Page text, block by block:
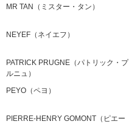
MR TAN（ミスター・タン）
NEYEF（ネイエフ）
PATRICK PRUGNE（パトリック・プ
ルニュ）
PEYO（ペヨ）
PIERRE-HENRY GOMONT（ピエー